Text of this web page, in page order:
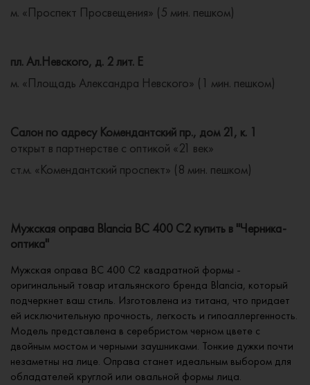
м. «Проспект Просвещения» (5 мин. пешком)
пл. Ал.Невского, д. 2 лит. Е
м. «Площадь Александра Невского» (1 мин. пешком)
Салон по адресу Комендантский пр., дом 21, к. 1
открыт в партнерстве с оптикой «21 век»
ст.м. «Комендантский проспект» (8 мин. пешком)
Мужская оправа Blancia BC 400 C2 купить в "Черника-
оптика"
Мужская оправа BC 400 C2 квадратной формы -
оригинальный товар итальянского бренда Blancia, который
подчеркнет ваш стиль. Изготовлена из титана, что придает
ей исключительную прочность, легкость и гипоаллергенность.
Модель представлена в серебристом черном цвете с
двойным мостом и черными заушниками. Тонкие дужки почти
незаметны на лице. Оправа станет идеальным выбором для
обладателей круглой или овальной формы лица.